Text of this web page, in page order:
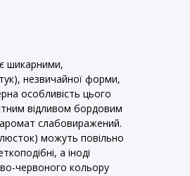
шикарними,
незвичайної форми,
особливість цього
відливом бордовим
слабовиражений.
можуть повільно
а іноді
червоного кольору